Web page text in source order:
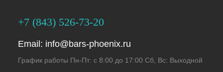
+7 (843) 526-73-20
Email: info@bars-phoenix.ru
График работы Пн-Пт: с 8:00 до 17:00 Сб, Вс: Выходной